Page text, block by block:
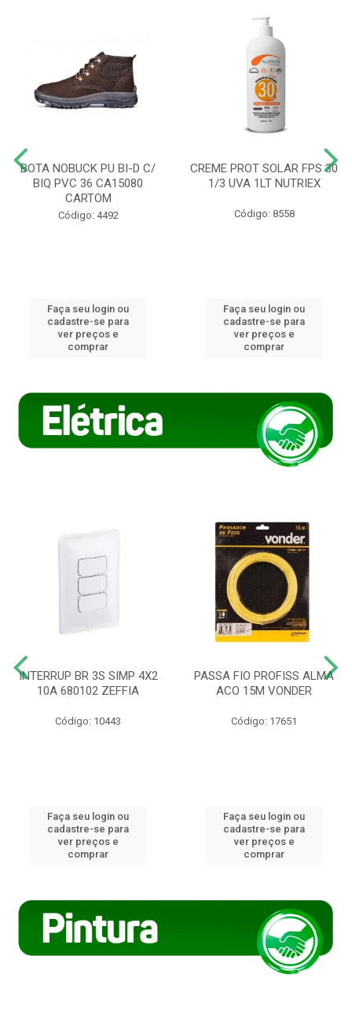
BOTA NOBUCK PU BI-D C/
BIQ PVC 36 CA15080
CARTOM
Código: 4492
Faça seu login ou
cadastre-se para
ver preços e
comprar
CREME PROT SOLAR FPS 30
1/3 UVA 1LT NUTRIEX
Código: 8558
Faça seu login ou
cadastre-se para
ver preços e
comprar
INTERRUP BR 3S SIMP 4X2
10A 680102 ZEFFIA
Código: 10443
Faça seu login ou
cadastre-se para
ver preços e
comprar
PASSA FIO PROFISS ALMA
ACO 15M VONDER
Código: 17651
Faça seu login ou
cadastre-se para
ver preços e
comprar